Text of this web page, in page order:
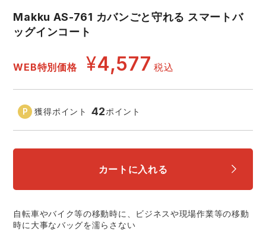
Makku AS-761 カバンごと守れる スマートバ
ッグインコート
WEB特別価格 ¥4,577 税込
獲得ポイント 42ポイント
カートに入れる
自転車やバイク等の移動時に、ビジネスや現場作業等の移動
時に大事なバッグを濡らさない